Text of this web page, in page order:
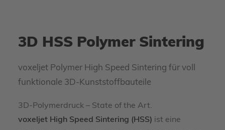
3D HSS Polymer Sintering
voxeljet Polymer High Speed Sintering für voll
funktionale 3D-Kunststoffbauteile
3D-Polymerdruck – State of the Art.
voxeljet High Speed Sintering (HSS) ist eine